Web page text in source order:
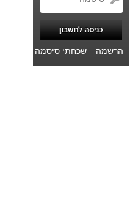
הרשמה שכחתי סיסמה